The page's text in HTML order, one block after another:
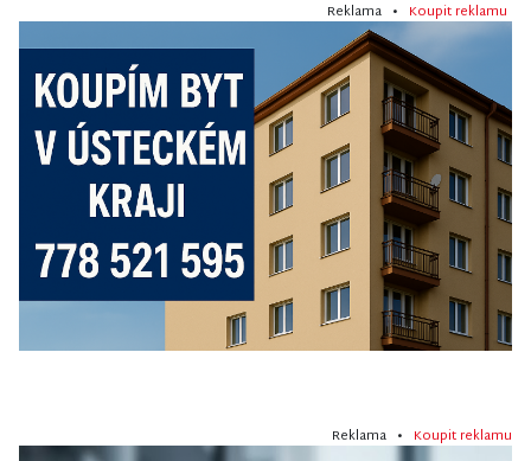
Reklama • Koupit reklamu
Reklama • Koupit reklamu